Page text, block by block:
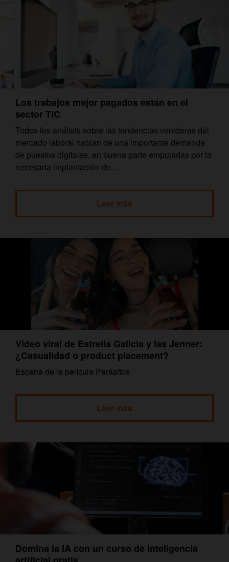
Los trabajos mejor pagados están en el
sector TIC
Todos los análisis sobre las tendencias venideras del
mercado laboral hablan de una importante demanda
de puestos digitales, en buena parte empujadas por la
necesaria implantación de...
Leer más
Vídeo viral de Estrella Galicia y las Jenner:
¿Casualidad o product placement?
Escena de la película Parásitos
Leer más
Domina la IA con un curso de inteligencia